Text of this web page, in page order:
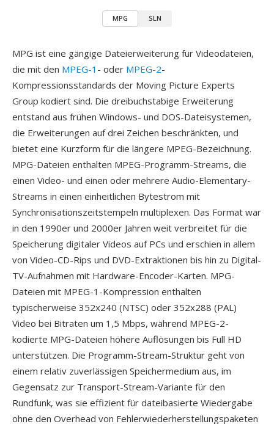
MPG SLN
MPG ist eine gängige Dateierweiterung für Videodateien,
die mit den MPEG-1 - oder MPEG-2-
Kompressionsstandards der Moving Picture Experts
Group kodiert sind. Die dreibuchstabige Erweiterung
entstand aus frühen Windows- und DOS-Dateisystemen,
die Erweiterungen auf drei Zeichen beschränkten, und
bietet eine Kurzform für die längere MPEG-Bezeichnung.
MPG-Dateien enthalten MPEG-Programm-Streams, die
einen Video- und einen oder mehrere Audio-Elementary-
Streams in einen einheitlichen Bytestrom mit
Synchronisationszeitstempeln multiplexen. Das Format war
in den 1990er und 2000er Jahren weit verbreitet für die
Speicherung digitaler Videos auf PCs und erschien in allem
von Video-CD-Rips und DVD-Extraktionen bis hin zu Digital-
TV-Aufnahmen mit Hardware-Encoder-Karten. MPG-
Dateien mit MPEG-1-Kompression enthalten
typischerweise 352x240 (NTSC) oder 352x288 (PAL)
Video bei Bitraten um 1,5 Mbps, während MPEG-2-
kodierte MPG-Dateien höhere Auflösungen bis Full HD
unterstützen. Die Programm-Stream-Struktur geht von
einem relativ zuverlässigen Speichermedium aus, im
Gegensatz zur Transport-Stream-Variante für den
Rundfunk, was sie effizient für dateibasierte Wiedergabe
ohne den Overhead von Fehlerwiederherstellungspaketen